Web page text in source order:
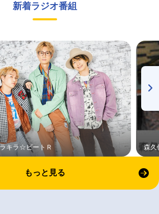
新着ラジオ番組
キラ☆ビートＲ 森久
もっと見る